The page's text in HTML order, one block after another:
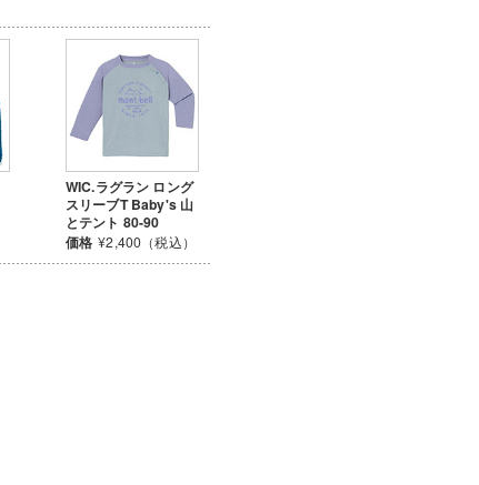
WIC.ラグラン ロング
スリーブT Baby's 山
とテント 80-90
価格 ¥2,400（税込）